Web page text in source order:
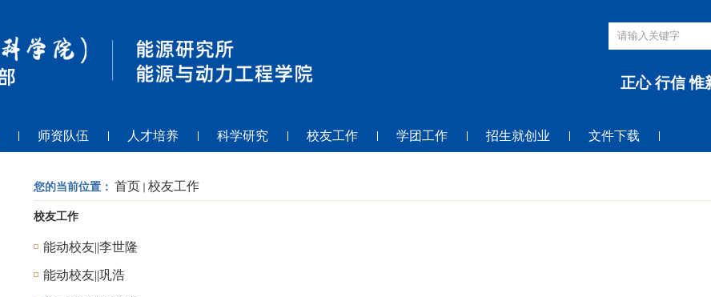
正心 行信 惟
师资队伍 人才培养 科学研究 校友工作 学团工作 招生就创业 文件下载
您的当前位置： 首页 校友工作
校友工作
能动校友||李世隆
能动校友||巩浩